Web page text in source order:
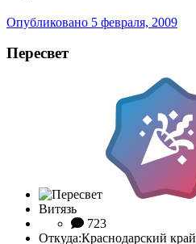
Опубликовано 5 февраля, 2009
Пересвeт
Витязь
723
Откуда:Краснодарский край